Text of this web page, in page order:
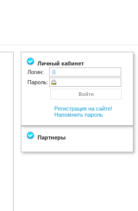
Личный кабинет
Логин:
Пароль:
Регистрация на сайте!
Напомнить пароль
Партнеры